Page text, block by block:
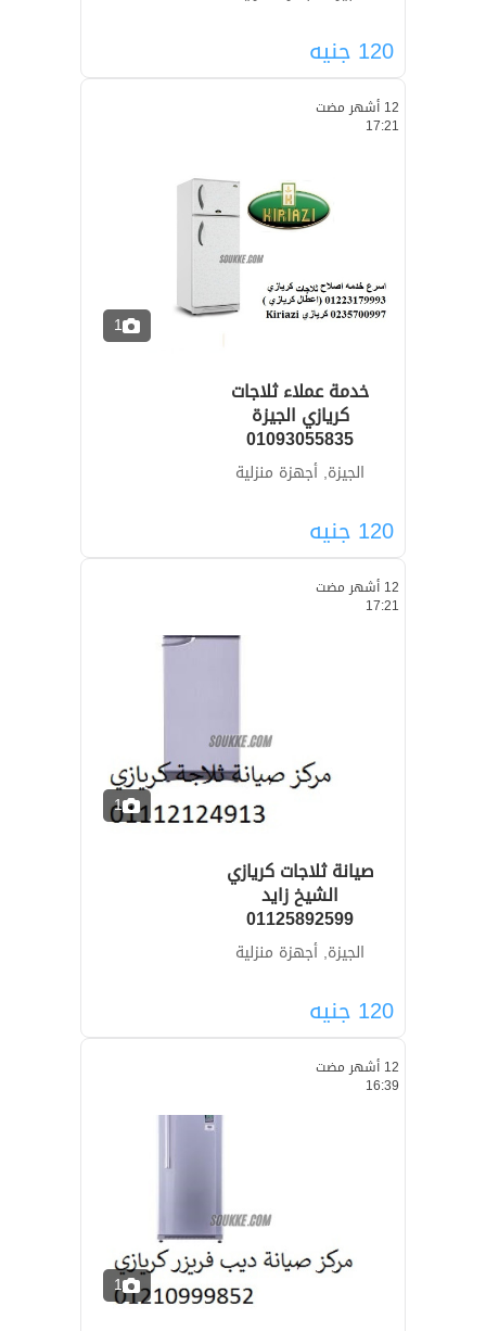
120 جنيه
12 أشهر مضت
17:21
1
خدمة عملاء ثلاجات
كريازي الجيزة
01093055835
الجيزة, أجهزة منزلية
120 جنيه
12 أشهر مضت
17:21
1
صيانة ثلاجات كريازي
الشيخ زايد
01125892599
الجيزة, أجهزة منزلية
120 جنيه
12 أشهر مضت
16:39
1